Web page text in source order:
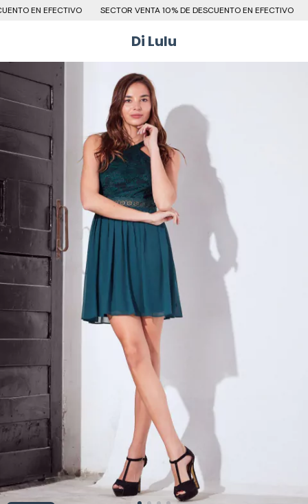
EN EFECTIVO SECTOR VENTA 10% DE DESCUENTO EN EFECTIVO
Di Lulu